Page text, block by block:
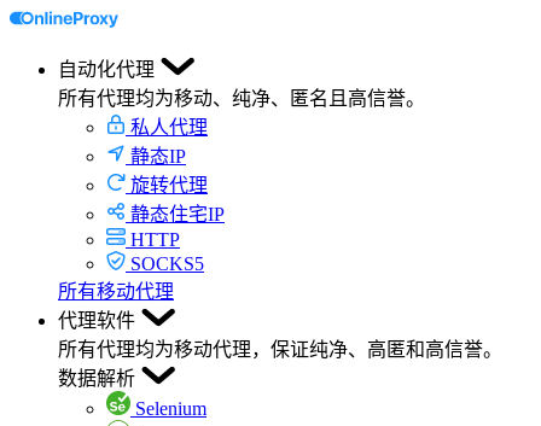
自动化代理
所有代理均为移动、纯净、匿名且高信誉。
私人代理
静态IP
旋转代理
静态住宅IP
HTTP
SOCKS5
所有移动代理
代理软件
所有代理均为移动代理，保证纯净、高匿和高信誉。
数据解析
Selenium